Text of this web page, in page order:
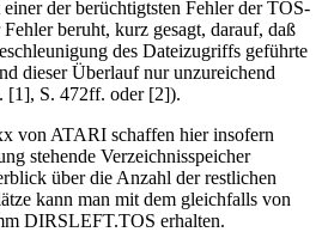
der berüchtigtsten Fehler der TOS-
beruht, kurz gesagt, darauf, daß
des Dateizugriffs geführte
dieser Überlauf nur unzureichend
[1], S. 472ff. oder [2]).
von ATARI schaffen hier insofern
stehende Verzeichnisspeicher
über die Anzahl der restlichen
kann man mit dem gleichfalls von
DIRSLEFT.TOS erhalten.